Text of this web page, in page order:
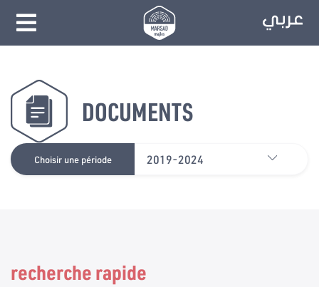
DOCUMENTS
Choisir une période 2019-2024
recherche rapide